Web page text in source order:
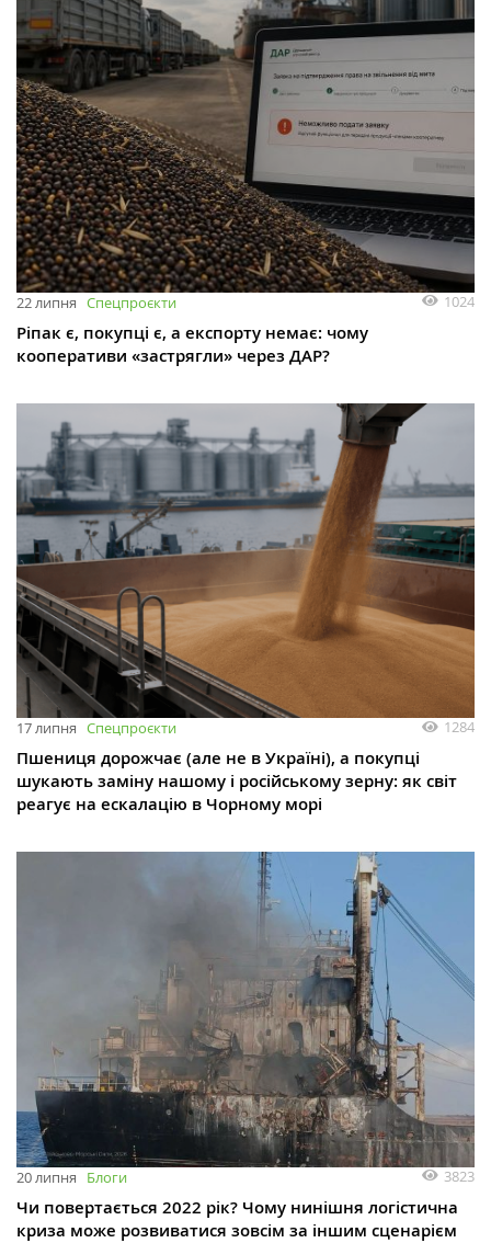
22 липня Спецпроєкти 1024
Ріпак є, покупці є, а експорту немає: чому
кооперативи «застрягли» через ДАР?
17 липня Спецпроєкти 1284
Пшениця дорожчає (але не в Україні), а покупці
шукають заміну нашому і російському зерну: як світ
реагує на ескалацію в Чорному морі
20 липня Блоги 3823
Чи повертається 2022 рік? Чому нинішня логістична
криза може розвиватися зовсім за іншим сценарієм